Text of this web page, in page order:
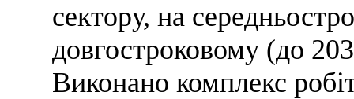
сектору, на
довгостроковому (до
Виконано комплекс